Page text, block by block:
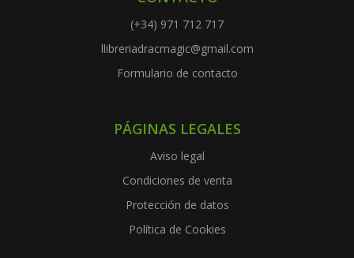
(+34) 971 712 717
llibreriadracmagic@gmail.com
Formulario de contacto
PÁGINAS LEGALES
Aviso legal
Condiciones de venta
Protección de datos
Política de Cookies